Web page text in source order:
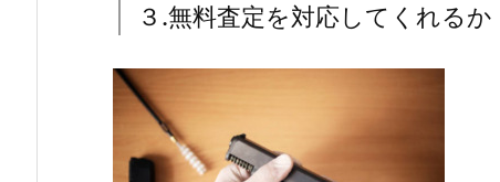
３.無料査定を対応してくれるか